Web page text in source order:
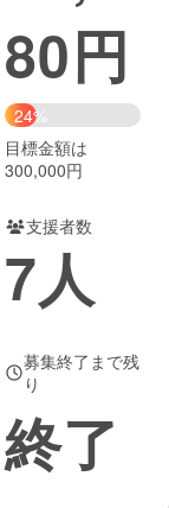
チャレンジ
Creation
ミュニティ
80円
24%
目標金額は
300,000円
支援者数
7人
募集終了まで残
り
終了